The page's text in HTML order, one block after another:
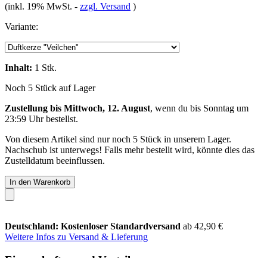
(inkl. 19% MwSt. - zzgl. Versand )
Variante:
Inhalt: 1 Stk.
Noch 5 Stück auf Lager
Zustellung bis Mittwoch, 12. August, wenn du bis Sonntag um
23:59 Uhrbestellst.
Von diesem Artikel sind nur noch 5 Stück in unserem Lager.
Nachschub ist unterwegs! Falls mehr bestellt wird, könnte dies das
Zustelldatum beeinflussen.
In den Warenkorb
Deutschland: Kostenloser Standardversand ab 42,90 €
Weitere Infos zu Versand & Lieferung